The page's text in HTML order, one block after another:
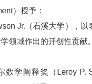
）授予：
Jr.（石溪大学），以
领域作出的开创性贡献。
数学阐释奖（Leroy P.